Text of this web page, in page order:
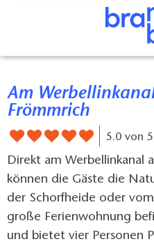
Am Werbellinkanal - Ferienwohnung
Frömmrich
5.0 von
Direkt am Werbellinkanal
können die Gäste die
der Schorfheide oder
große Ferienwohnung
und bietet vier Personen